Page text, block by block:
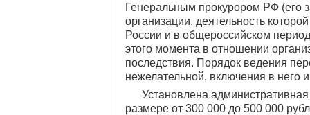
Генеральным прокурором РФ
организации, деятельность
России и в общероссийском
этого момента в отношении
последствия. Порядок ведения
нежелательной, включения в него
Установлена
размере от 300 000 до 500 000